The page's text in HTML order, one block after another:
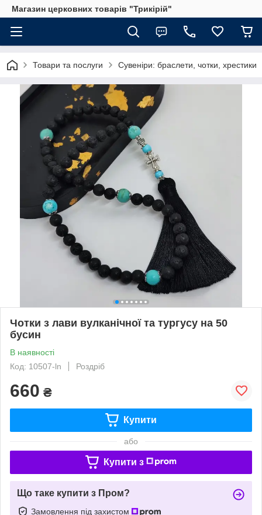
Магазин церковних товарів "Трикірій"
Товари та послуги Сувеніри: браслети, чотки, хрестики
Чотки з лави вулканічної та тургусу на 50
бусин
В наявності
Код: 10507-ln
Роздріб
660 ₴
Купити
або
Купити з
Що таке купити з Пром?
Замовлення під захистом